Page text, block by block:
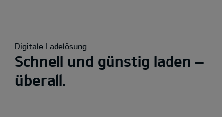
Digitale Ladelösung
Schnell und günstig laden –
überall.